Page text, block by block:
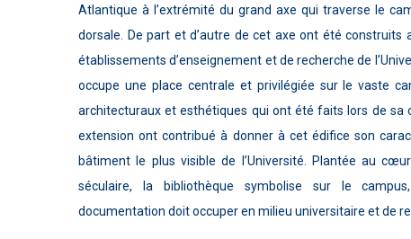
Atlantique à l’extrémité du grand axe qui traverse le
dorsale. De part et d’autre de cet axe ont été construits
établissements d’enseignement et de recherche de
occupe une place centrale et privilégiée sur le vaste
architecturaux et esthétiques qui ont été faits lors de sa
extension ont contribué à donner à cet édifice son
bâtiment le plus visible de l’Université. Plantée au
séculaire, la bibliothèque symbolise sur le
documentation doit occuper en milieu universitaire et de